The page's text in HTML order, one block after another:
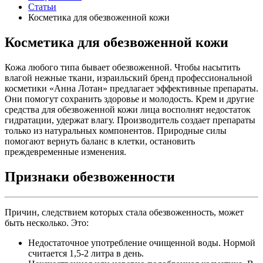
Статьи
Косметика для обезвоженной кожи
Косметика для обезвоженной кожи
Кожа любого типа бывает обезвоженной. Чтобы насытить
влагой нежные ткани, израильский бренд профессиональной
косметики «Анна Лотан» предлагает эффективные препараты.
Они помогут сохранить здоровье и молодость. Крем и другие
средства для обезвоженной кожи лица восполнят недостаток
гидратации, удержат влагу. Производитель создает препараты
только из натуральных компонентов. Природные силы
помогают вернуть баланс в клетки, остановить
преждевременные изменения.
Признаки обезвоженности
Причин, следствием которых стала обезвоженность, может
быть несколько. Это:
Недостаточное употребление очищенной воды. Нормой
считается 1,5-2 литра в день.